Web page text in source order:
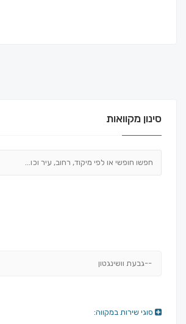
סינון מקוואות
--גבעת וושינגטון
סוגי שירות במקווה: